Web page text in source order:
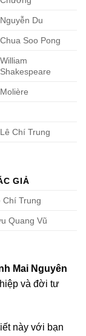
Nguyễn Du
Chua Soo Pong
William
Shakespeare
Molière
Lê Chí Trung
GIẢ
Chí Trung
Quang Vũ
Mai Nguyên
và đời tư
này với bạn